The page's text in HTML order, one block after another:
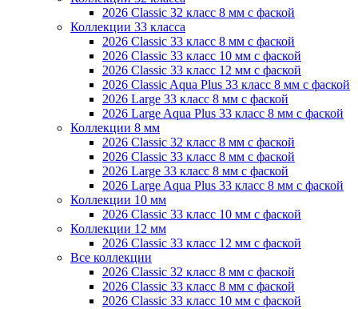
2026 Classic 32 класс 8 мм с фаской
Коллекции 33 класса
2026 Classic 33 класс 8 мм с фаской
2026 Classic 33 класс 10 мм с фаской
2026 Classic 33 класс 12 мм с фаской
2026 Classic Aqua Plus 33 класс 8 мм с фаской
2026 Large 33 класс 8 мм с фаской
2026 Large Aqua Plus 33 класс 8 мм с фаской
Коллекции 8 мм
2026 Classic 32 класс 8 мм с фаской
2026 Classic 33 класс 8 мм с фаской
2026 Large 33 класс 8 мм с фаской
2026 Large Aqua Plus 33 класс 8 мм с фаской
Коллекции 10 мм
2026 Classic 33 класс 10 мм с фаской
Коллекции 12 мм
2026 Classic 33 класс 12 мм с фаской
Все коллекции
2026 Classic 32 класс 8 мм с фаской
2026 Classic 33 класс 8 мм с фаской
2026 Classic 33 класс 10 мм с фаской